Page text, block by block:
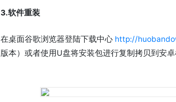
3.软件重装
在桌面谷歌浏览器登陆下载中心 http://
版本）或者使用U盘将安装包进行复制拷贝到安卓